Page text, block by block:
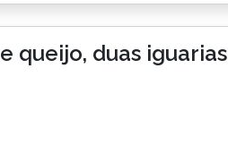
queijo, duas iguarias